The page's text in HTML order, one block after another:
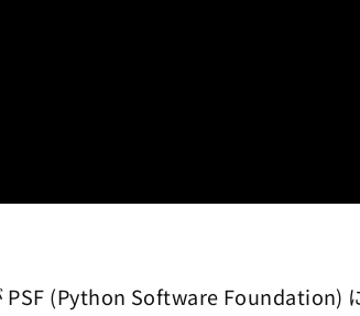
(Python Software Foundation)